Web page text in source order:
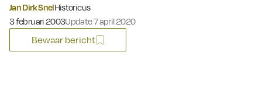
Jan Dirk SnelHistoricus
Gepubliceerd op:
3 februari 2003Update 7 april 2020
Bewaar bericht